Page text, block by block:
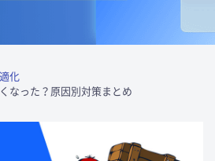
化
なった？原因別対策まとめ